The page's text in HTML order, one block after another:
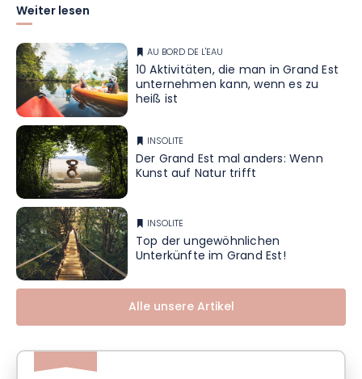
Weiter lesen
AU BORD DE L'EAU
10 Aktivitäten, die man in Grand Est
unternehmen kann, wenn es zu
heiß ist
INSOLITE
Der Grand Est mal anders: Wenn
Kunst auf Natur trifft
INSOLITE
Top der ungewöhnlichen
Unterkünfte im Grand Est!
Alle unsere Artikel